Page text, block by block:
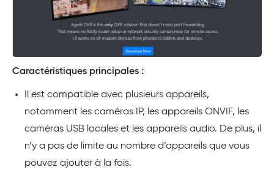
Caractéristiques principales :
Il est compatible avec plusieurs appareils,
notamment les caméras IP, les appareils ONVIF, les
caméras USB locales et les appareils audio. De plus, il
n’y a pas de limite au nombre d’appareils que vous
pouvez ajouter à la fois.